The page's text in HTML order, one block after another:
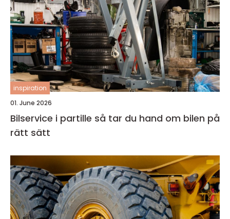
inspiration
01. June 2026
Bilservice i partille så tar du hand om bilen på
rätt sätt